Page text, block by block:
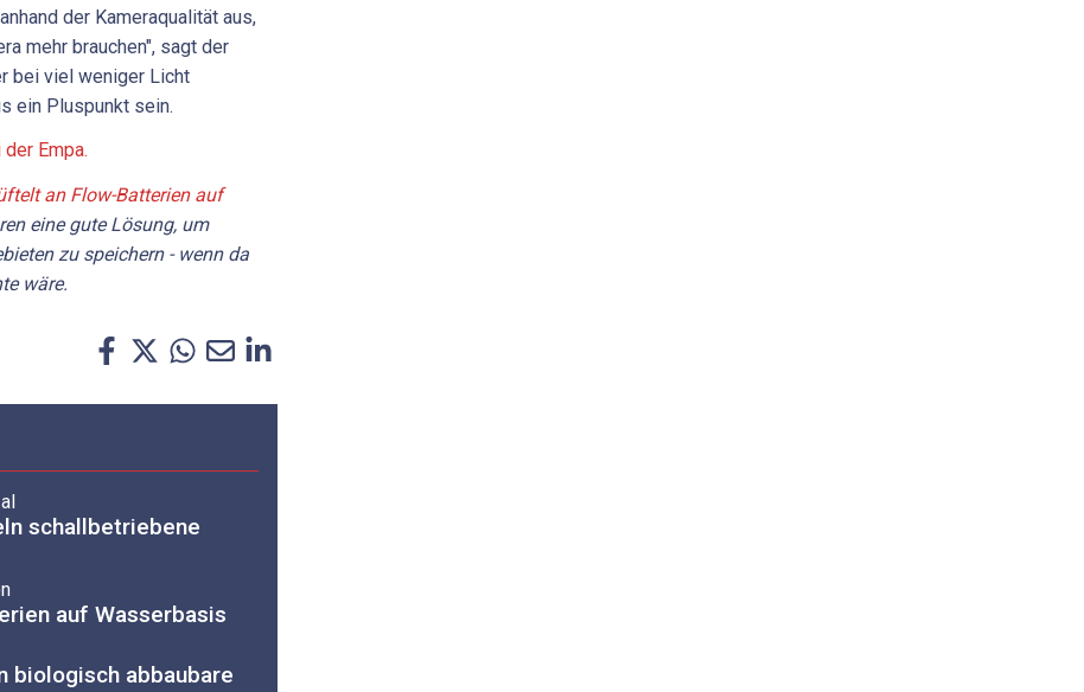
der Kameraqualität aus,
mehr brauchen", sagt der
bei viel weniger Licht
ein Pluspunkt sein.
Empa.
an Flow-Batterien auf
eine gute Lösung, um
zu speichern - wenn da
wäre.
schallbetriebene
auf Wasserbasis
biologisch abbaubare